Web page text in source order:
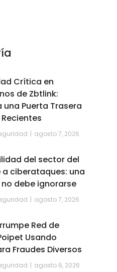
Crítica en
de Zbtlink:
una Puerta Trasera
agosto 7, 2026
del sector del
ciberataques: una
debe ignorarse
agosto 7, 2026
Red de
Usando
Fraudes Diversos
agosto 6, 2026